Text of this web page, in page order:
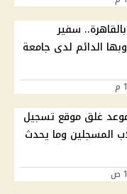
سفير
الدائم لدى جامعة
الجامعات 2026..موعد غلق موقع تسجيل
المسجلين وما يحدث